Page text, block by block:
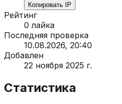
Копировать IP
Рейтинг
0 лайка
Последняя проверка
10.08.2026, 20:40
Добавлен
22 ноября 2025 г.
Статистика